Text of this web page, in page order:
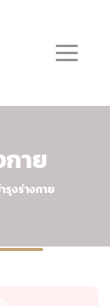
าย
งร่างกาย